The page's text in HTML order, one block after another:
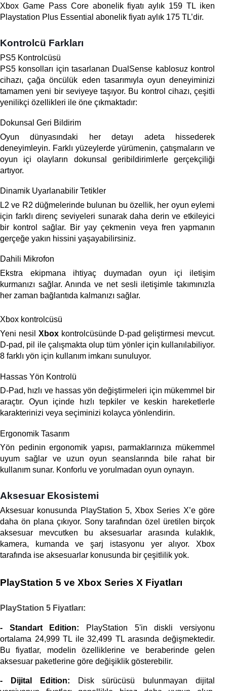
Xbox Game Pass Core abonelik fiyatı aylık 159 TL iken
Playstation Plus Essential abonelik fiyatı aylık 175 TL’dir.
Kontrolcü Farkları
PS5 Kontrolcüsü
PS5 konsolları için tasarlanan DualSense kablosuz kontrol
cihazı, çağa öncülük eden tasarımıyla oyun deneyiminizi
tamamen yeni bir seviyeye taşıyor. Bu kontrol cihazı, çeşitli
yenilikçi özellikleri ile öne çıkmaktadır:
Dokunsal Geri Bildirim
Oyun dünyasındaki her detayı adeta hissederek
deneyimleyin. Farklı yüzeylerde yürümenin, çatışmaların ve
oyun içi olayların dokunsal geribildirimlerle gerçekçiliği
artıyor.
Dinamik Uyarlanabilir Tetikler
L2 ve R2 düğmelerinde bulunan bu özellik, her oyun eylemi
için farklı direnç seviyeleri sunarak daha derin ve etkileyici
bir kontrol sağlar. Bir yay çekmenin veya fren yapmanın
gerçeğe yakın hissini yaşayabilirsiniz.
Dahili Mikrofon
Ekstra ekipmana ihtiyaç duymadan oyun içi iletişim
kurmanızı sağlar. Anında ve net sesli iletişimle takımınızla
her zaman bağlantıda kalmanızı sağlar.
Xbox kontrolcüsü
Yeni nesil Xbox kontrolcüsünde D-pad geliştirmesi mevcut.
D-pad, pil ile çalışmakta olup tüm yönler için kullanılabiliyor.
8 farklı yön için kullanım imkanı sunuluyor.
Hassas Yön Kontrolü
D-Pad, hızlı ve hassas yön değiştirmeleri için mükemmel bir
araçtır. Oyun içinde hızlı tepkiler ve keskin hareketlerle
karakterinizi veya seçiminizi kolayca yönlendirin.
Ergonomik Tasarım
Yön pedinin ergonomik yapısı, parmaklarınıza mükemmel
uyum sağlar ve uzun oyun seanslarında bile rahat bir
kullanım sunar. Konforlu ve yorulmadan oyun oynayın.
Aksesuar Ekosistemi
Aksesuar konusunda PlayStation 5, Xbox Series X’e göre
daha ön plana çıkıyor. Sony tarafından özel üretilen birçok
aksesuar mevcutken bu aksesuarlar arasında kulaklık,
kamera, kumanda ve şarj istasyonu yer alıyor. Xbox
tarafında ise aksesuarlar konusunda bir çeşitlilik yok.
PlayStation 5 ve Xbox Series X Fiyatları
PlayStation 5 Fiyatları:
- Standart Edition: PlayStation 5'in diskli versiyonu
ortalama 24,999 TL ile 32,499 TL arasında değişmektedir.
Bu fiyatlar, modelin özelliklerine ve beraberinde gelen
aksesuar paketlerine göre değişiklik gösterebilir​.
- Dijital Edition: Disk sürücüsü bulunmayan dijital